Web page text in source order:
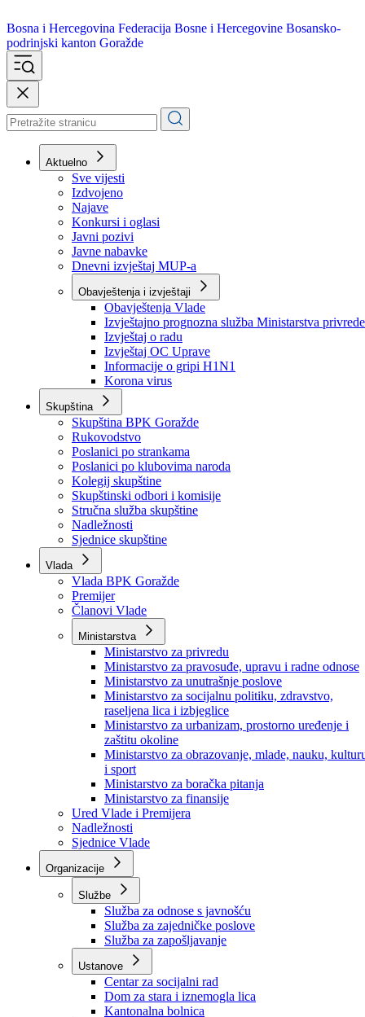
Bosna i Hercegovina
podrinjski kanton Goražde
Aktuelno
Sve vijesti
Izdvojeno
Najave
Konkursi i oglasi
Javni pozivi
Javne nabavke
Dnevni izvještaj MUP-a
Obavještenja i izvještaji
Obavještenja Vlade
Izvještajno prognozna služba Ministarstva privrede
Izvještaj o radu
Izvještaj OC Uprave
Informacije o gripi H1N1
Korona virus
Skupština
Skupština BPK Goražde
Rukovodstvo
Poslanici po strankama
Poslanici po klubovima naroda
Kolegij skupštine
Skupštinski odbori i komisije
Stručna služba skupštine
Nadležnosti
Sjednice skupštine
Vlada
Vlada BPK Goražde
Premijer
Članovi Vlade
Ministarstva
Ministarstvo za privredu
Ministarstvo za pravosuđe, upravu i radne odnose
Ministarstvo za unutrašnje poslove
Ministarstvo za socijalnu politiku, zdravstvo,
raseljena lica i izbjeglice
Ministarstvo za urbanizam, prostorno uređenje i
zaštitu okoline
Ministarstvo za obrazovanje, mlade, nauku,
i sport
Ministarstvo za boračka pitanja
Ministarstvo za finansije
Ured Vlade i Premijera
Nadležnosti
Sjednice Vlade
Organizacije
Službe
Služba za odnose s javnošću
Služba za zajedničke poslove
Služba za zapošljavanje
Ustanove